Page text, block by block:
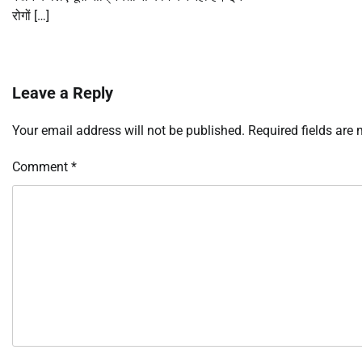
रोगों […]
Leave a Reply
Your email address will not be published. Required fields are
Comment *